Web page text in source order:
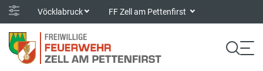
Vöcklabruck FF Zell am Pettenfirst